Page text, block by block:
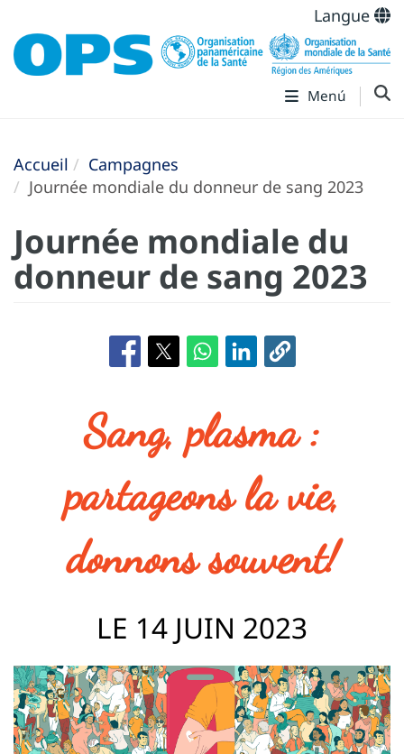
Langue
Menú
Accueil
Campagnes
Journée mondiale du donneur de sang 2023
Journée mondiale du
donneur de sang 2023
Sang, plasma :
partageons la vie,
donnons souvent!
LE 14 JUIN 2023